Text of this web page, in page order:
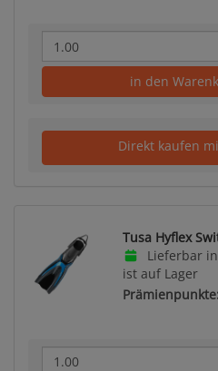
in den
Direkt kaufen
Tusa Hyflex
Lieferbar
ist auf Lager